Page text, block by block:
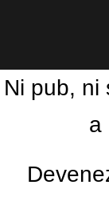
Ni pub, ni
a